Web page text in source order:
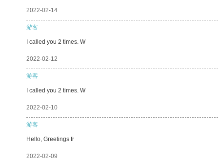
2022-02-14
游客
I called you 2 times. W
2022-02-12
游客
I called you 2 times. W
2022-02-10
游客
Hello, Greetings fr
2022-02-09